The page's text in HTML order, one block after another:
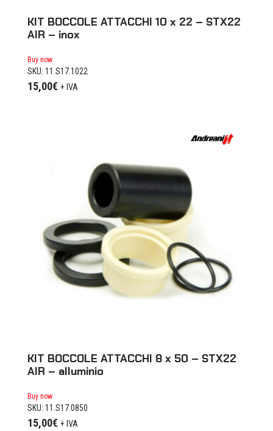
KIT BOCCOLE ATTACCHI 10 x 22 – STX22
AIR – inox
Buy now
SKU: 11.S17.1022
15,00€ + IVA
KIT BOCCOLE ATTACCHI 8 x 50 – STX22
AIR – alluminio
Buy now
SKU: 11.S17.0850
15,00€ + IVA